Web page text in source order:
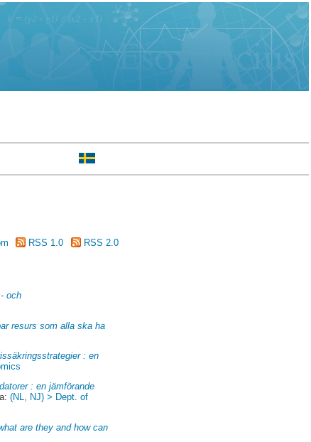
RSS 1.0 RSS 2.0
och
resurs som alla ska ha
: en
: en jämförande
(NL, NJ) > Dept. of
are they and how can